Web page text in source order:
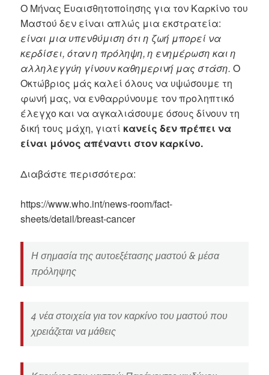
Ο Μήνας Ευαισθητοποίησης για τον Καρκίνο του
Μαστού δεν είναι απλώς μια εκστρατεία:
είναι μια υπενθύμιση ότι η ζωή μπορεί να
κερδίσει, όταν η πρόληψη, η ενημέρωση και η
αλληλεγγύη γίνουν καθημερινή μας στάση. Ο
Οκτώβριος μάς καλεί όλους να υψώσουμε τη
φωνή μας, να ενθαρρύνουμε τον προληπτικό
έλεγχο και να αγκαλιάσουμε όσους δίνουν τη
δική τους μάχη, γιατί κανείς δεν πρέπει να
είναι μόνος απέναντι στον καρκίνο.
Διαβάστε περισσότερα:
https://www.who.int/news-room/fact-
sheets/detail/breast-cancer
Η σημασία της αυτοεξέτασης μαστού & μέσα
πρόληψης
4 νέα στοιχεία για τον καρκίνο του μαστού που
χρειάζεται να μάθεις